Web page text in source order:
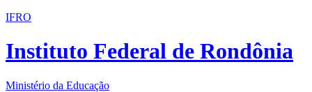
IFRO
Instituto Federal de Rondônia
Ministério da Educação